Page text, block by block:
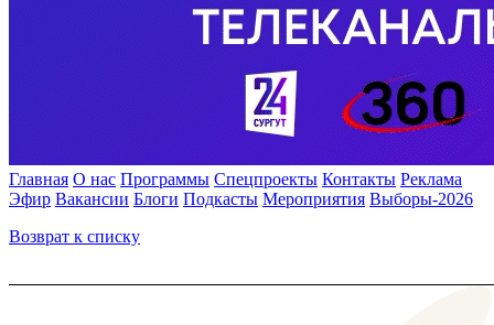
Главная О нас Программы Спецпроекты Контакты Реклама
Эфир Вакансии Блоги Подкасты Мероприятия Выборы-2026
Возврат к списку